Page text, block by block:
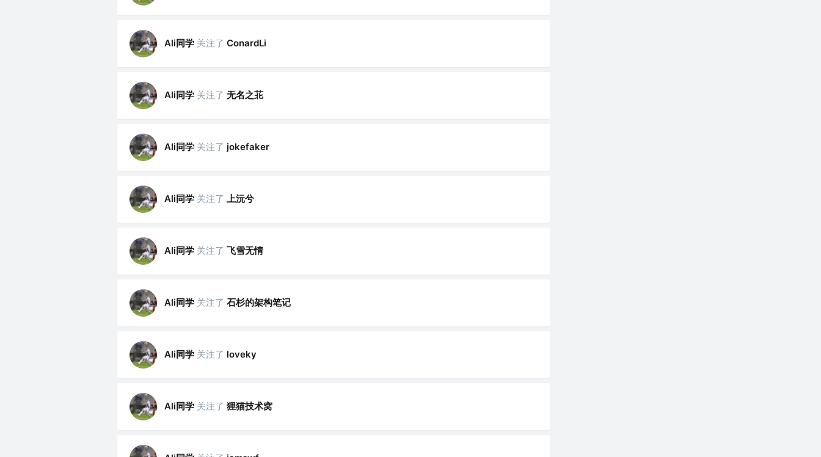
Ali同学 关注了 ConardLi
Ali同学 关注了 无名之苝
Ali同学 关注了 jokefaker
Ali同学 关注了 上沅兮
Ali同学 关注了 飞雪无情
Ali同学 关注了 石杉的架构笔记
Ali同学 关注了 loveky
Ali同学 关注了 狸猫技术窝